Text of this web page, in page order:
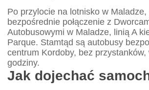
Po przylocie na lotnisko w Maladze,
bezpośrednie połączenie z
Autobusowymi w Maladze, linią A
Parque. Stamtąd są autobusy
centrum Kordoby, bez przystanków,
godziny.
Jak dojechać